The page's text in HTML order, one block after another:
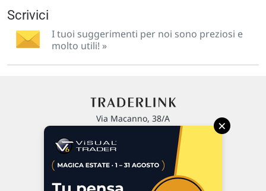
Scrivici
I tuoi suggerimenti per noi sono preziosi e
molto utili! »
Via Macanno, 38/A
P.IVA 02 452 460 401
×